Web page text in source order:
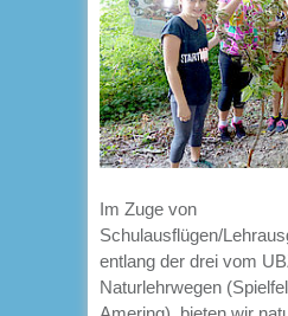
Im Zuge von
Schulausflügen/
entlang der drei vom
Naturlehrwegen